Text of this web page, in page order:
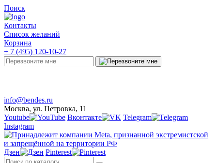
Поиск
Контакты
Список желаний
Корзина
+ 7 (495) 120-10-27
info@bendes.ru
Москва, ул. Петровка, 11
Youtube
Вконтакте
Telegram
Instagram
Дзен Pinterest